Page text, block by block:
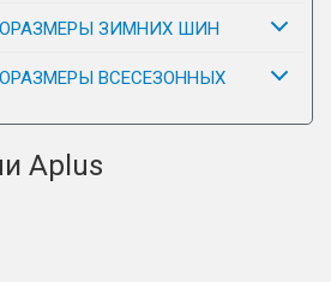
ЗИМНИХ ШИН
ВСЕСЕЗОННЫХ
Aplus